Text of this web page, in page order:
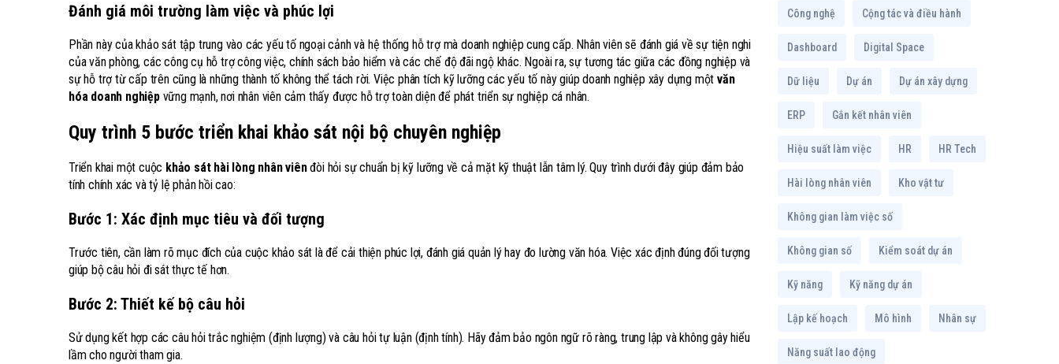
Đánh giá môi trường làm việc và phúc lợi
Phần này của khảo sát tập trung vào các yếu tố ngoại cảnh và hệ thống hỗ trợ mà doanh nghiệp cung cấp. Nhân viên sẽ đánh giá về sự tiện nghi
của văn phòng, các công cụ hỗ trợ công việc, chính sách bảo hiểm và các chế độ đãi ngộ khác. Ngoài ra, sự tương tác giữa các đồng nghiệp và
sự hỗ trợ từ cấp trên cũng là những thành tố không thể tách rời. Việc phân tích kỹ lưỡng các yếu tố này giúp doanh nghiệp xây dựng một văn
hóa doanh nghiệpvững mạnh, nơi nhân viên cảm thấy được hỗ trợ toàn diện để phát triển sự nghiệp cá nhân.
Quy trình 5 bước triển khai khảo sát nội bộ chuyên nghiệp
Triển khai một cuộc khảo sát hài lòng nhân viênđòi hỏi sự chuẩn bị kỹ lưỡng về cả mặt kỹ thuật lẫn tâm lý. Quy trình dưới đây giúp đảm bảo
tính chính xác và tỷ lệ phản hồi cao:
Bước 1: Xác định mục tiêu và đối tượng
Trước tiên, cần làm rõ mục đích của cuộc khảo sát là để cải thiện phúc lợi, đánh giá quản lý hay đo lường văn hóa. Việc xác định đúng đối tượng
giúp bộ câu hỏi đi sát thực tế hơn.
Bước 2: Thiết kế bộ câu hỏi
Sử dụng kết hợp các câu hỏi trắc nghiệm (định lượng) và câu hỏi tự luận (định tính). Hãy đảm bảo ngôn ngữ rõ ràng, trung lập và không gây hiểu
lầm cho người tham gia.
Công nghệ Cộng tác và điều hành
Dashboard Digital Space
Dữ liệu Dự án Dự án xây dựng
ERP Gắn kết nhân viên
Hiệu suất làm việc HR HR Tech
Hài lòng nhân viên Kho vật tư
Không gian làm việc số
Không gian số Kiểm soát dự án
Kỹ năng Kỹ năng dự án
Lập kế hoạch Mô hình Nhân sự
Năng suất lao động